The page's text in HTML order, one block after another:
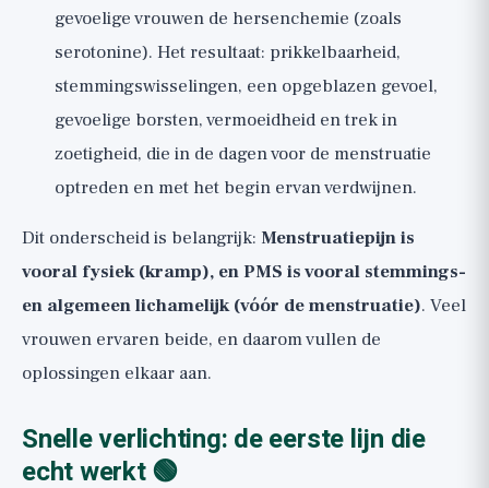
gevoelige vrouwen de hersenchemie (zoals
serotonine). Het resultaat: prikkelbaarheid,
stemmingswisselingen, een opgeblazen gevoel,
gevoelige borsten, vermoeidheid en trek in
zoetigheid, die in de dagen voor de menstruatie
optreden en met het begin ervan verdwijnen.
Dit onderscheid is belangrijk: Menstruatiepijn is
vooral fysiek (kramp), en PMS is vooral stemmings-
en algemeen lichamelijk (vóór de menstruatie). Veel
vrouwen ervaren beide, en daarom vullen de
oplossingen elkaar aan.
Snelle verlichting: de eerste lijn die
echt werkt 🟢